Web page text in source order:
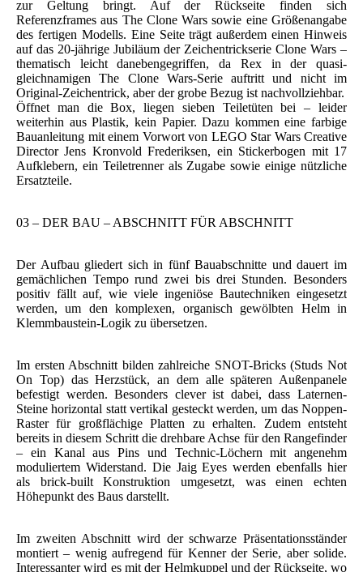
zur Geltung bringt. Auf der Rückseite finden sich
Referenzframes aus The Clone Wars sowie eine Größenangabe
des fertigen Modells. Eine Seite trägt außerdem einen Hinweis
auf das 20-jährige Jubiläum der Zeichentrickserie Clone Wars –
thematisch leicht danebengegriffen, da Rex in der quasi-
gleichnamigen The Clone Wars-Serie auftritt und nicht im
Original-Zeichentrick, aber der grobe Bezug ist nachvollziehbar.
Öffnet man die Box, liegen sieben Teiletüten bei – leider
weiterhin aus Plastik, kein Papier. Dazu kommen eine farbige
Bauanleitung mit einem Vorwort von LEGO Star Wars Creative
Director Jens Kronvold Frederiksen, ein Stickerbogen mit 17
Aufklebern, ein Teiletrenner als Zugabe sowie einige nützliche
Ersatzteile.
03 – DER BAU – ABSCHNITT FÜR ABSCHNITT
Der Aufbau gliedert sich in fünf Bauabschnitte und dauert im
gemächlichen Tempo rund zwei bis drei Stunden. Besonders
positiv fällt auf, wie viele ingeniöse Bautechniken eingesetzt
werden, um den komplexen, organisch gewölbten Helm in
Klemmbaustein-Logik zu übersetzen.
Im ersten Abschnitt bilden zahlreiche SNOT-Bricks (Studs Not
On Top) das Herzstück, an dem alle späteren Außenpanele
befestigt werden. Besonders clever ist dabei, dass Laternen-
Steine horizontal statt vertikal gesteckt werden, um das Noppen-
Raster für großflächige Platten zu erhalten. Zudem entsteht
bereits in diesem Schritt die drehbare Achse für den Rangefinder
– ein Kanal aus Pins und Technic-Löchern mit angenehm
moduliertem Widerstand. Die Jaig Eyes werden ebenfalls hier
als brick-built Konstruktion umgesetzt, was einen echten
Höhepunkt des Baus darstellt.
Im zweiten Abschnitt wird der schwarze Präsentationsständer
montiert – wenig aufregend für Kenner der Serie, aber solide.
Interessanter wird es mit der Helmkuppel und der Rückseite, wo